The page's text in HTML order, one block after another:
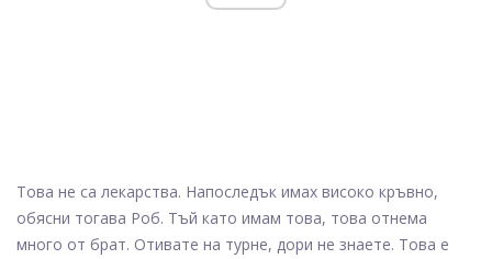
Това не са лекарства. Напоследък имах високо кръвно,
обясни тогава Роб. Тъй като имам това, това отнема
много от брат. Отивате на турне, дори не знаете. Това е